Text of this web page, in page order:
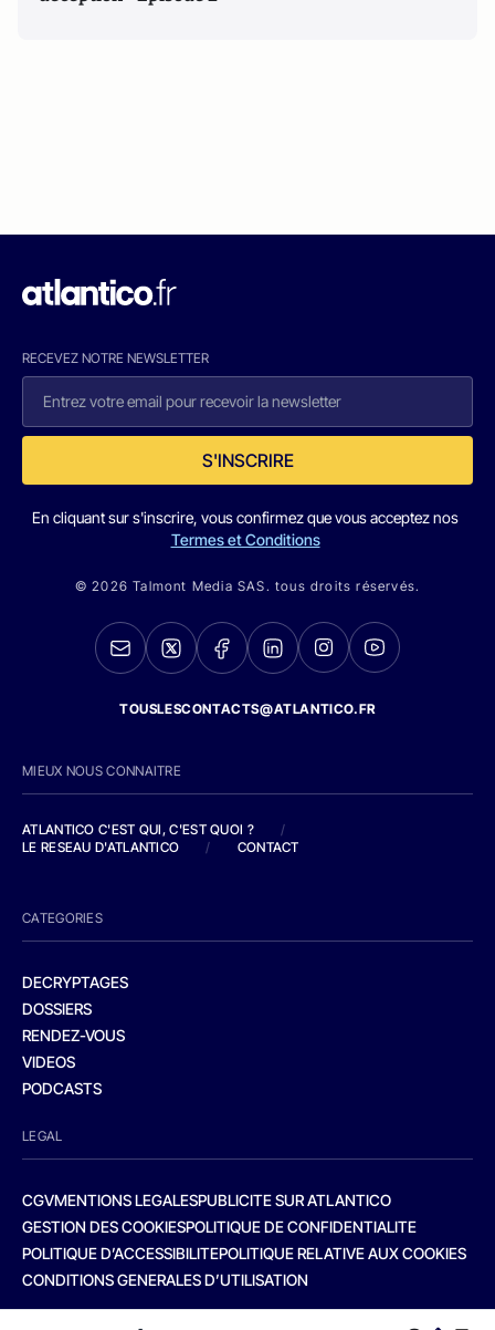
RECEVEZ NOTRE NEWSLETTER
S'INSCRIRE
En cliquant sur s'inscrire, vous confirmez que vous acceptez nos
Termes et Conditions
© 2026 Talmont Media SAS. tous droits réservés.
TOUSLESCONTACTS@ATLANTICO.FR
MIEUX NOUS CONNAITRE
ATLANTICO C'EST QUI, C'EST QUOI ?
/
LE RESEAU D'ATLANTICO
/ CONTACT
CATEGORIES
DECRYPTAGES
DOSSIERS
RENDEZ-VOUS
VIDEOS
PODCASTS
LEGAL
CGVMENTIONS LEGALESPUBLICITE SUR ATLANTICO
GESTION DES COOKIESPOLITIQUE DE CONFIDENTIALITE
POLITIQUE D’ACCESSIBILITEPOLITIQUE RELATIVE AUX COOKIES
CONDITIONS GENERALES D’UTILISATION